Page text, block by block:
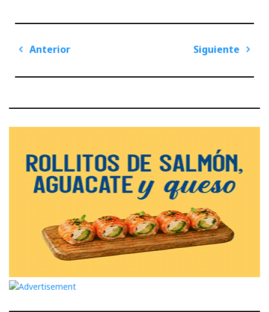
Navegación
entradas
Anterior
Siguiente